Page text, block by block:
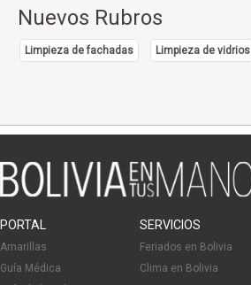
Nuevos Rubros
Limpieza de fachadas Limpieza de vidrios
PORTAL
Amarillas
Guía Médica
SERVICIOS
Feriados en Bolivia
Clima en Bolivia